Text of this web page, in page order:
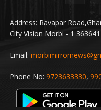
Address: Ravapar
City Vision Morbi - 1 363641
Email:
Phone No: 9723633330,